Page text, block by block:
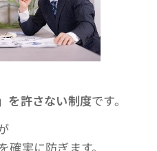
を許さない制度です。
実に防ぎます。